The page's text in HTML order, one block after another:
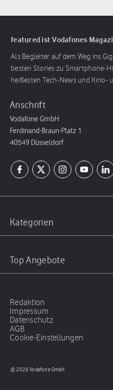
featured ist Vodafones
Als Begleiter auf dem Weg ins
besten Stories zu Smartphone-
heißesten Tech-News und Kino-
Anschrift
Vodafone GmbH
Ferdinand-Braun-Platz 1
40549 Düsseldorf
Kategorien
Top Angebote
Redaktion
Impressum
Datenschutz
AGB
Cookie-Einstellungen
© 2026 Vodafone GmbH